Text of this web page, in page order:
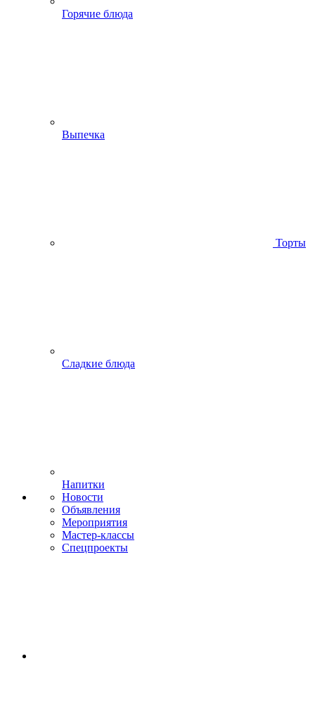
Горячие блюда
Выпечка
Торты
Сладкие блюда
Напитки
Новости
Объявления
Мероприятия
Мастер-классы
Спецпроекты